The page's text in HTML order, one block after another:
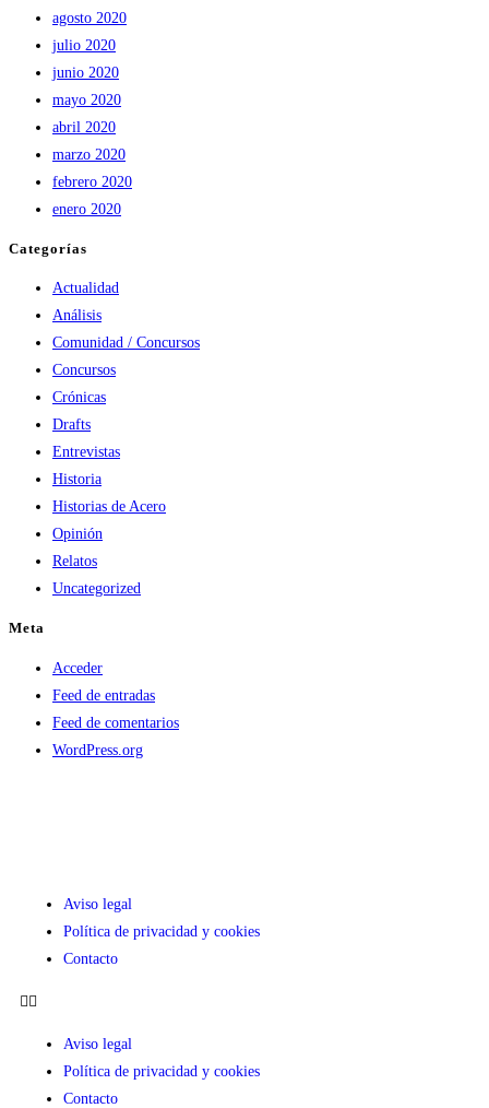
agosto 2020
julio 2020
junio 2020
mayo 2020
abril 2020
marzo 2020
febrero 2020
enero 2020
Categorías
Actualidad
Análisis
Comunidad / Concursos
Concursos
Crónicas
Drafts
Entrevistas
Historia
Historias de Acero
Opinión
Relatos
Uncategorized
Meta
Acceder
Feed de entradas
Feed de comentarios
WordPress.org
Aviso legal
Política de privacidad y cookies
Contacto
Aviso legal
Política de privacidad y cookies
Contacto